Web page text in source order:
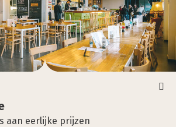
aan eerlijke prijzen